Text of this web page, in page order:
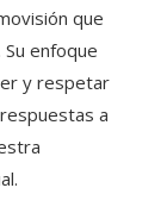
que
enfoque
y respetar
a